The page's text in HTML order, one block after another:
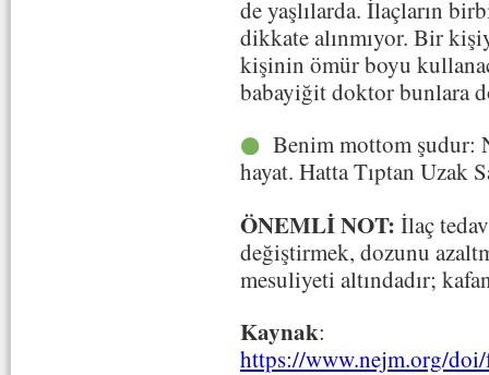
de yaşlılarda. İlaçların
dikkate alınmıyor. Bir
kişinin ömür boyu
babayiğit doktor bunlara
Benim mottom şudur:
hayat. Hatta Tıptan Uzak
ÖNEMLİ NOT: İlaç
değiştirmek, dozunu
mesuliyeti altındadır;
Kaynak:
https://www.nejm.org/